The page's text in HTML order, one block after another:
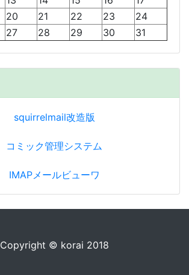
20 21 22 23
24
27 28 29 30 31
squirrelmail改造版
コミック管理システム
IMAPメールビューワ
Copyright © korai 2018